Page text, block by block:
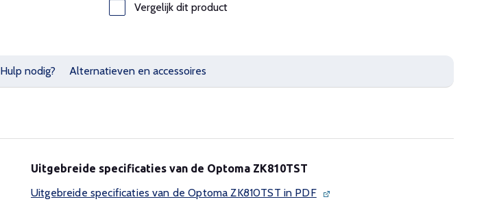
Vergelijk dit product
Hulp nodig? Alternatieven en accessoires
Uitgebreide specificaties van de Optoma ZK810TST
Uitgebreide specificaties van de Optoma ZK810TST in PDF